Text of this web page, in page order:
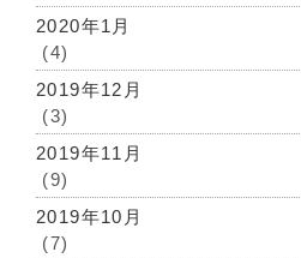
2020年1月
(4)
2019年12月
(3)
2019年11月
(9)
2019年10月
(7)